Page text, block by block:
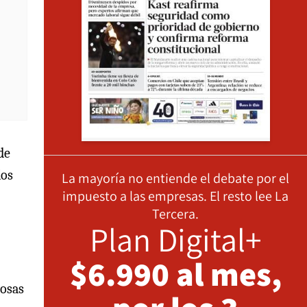
La mayoría no entiende el debate por el
impuesto a las empresas. El resto lee La
Tercera.
Plan Digital+
$6.990 al mes,